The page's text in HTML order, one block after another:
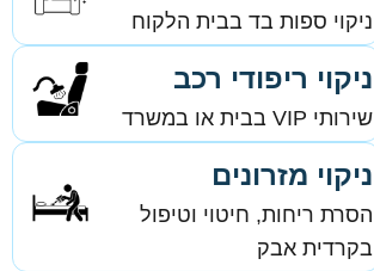
ניקוי ספות בד בבית הלקוח
ניקוי ריפודי רכב
שירותי VIP בבית או במשרד
ניקוי מזרונים
הסרת ריחות, חיטוי וטיפול
בקרדית אבק